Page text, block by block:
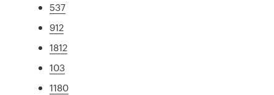
537
912
1812
103
1180